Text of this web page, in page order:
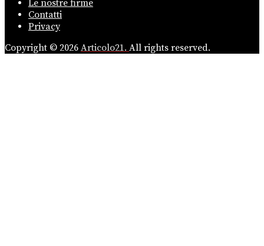
Le nostre firme
Contatti
Privacy
Copyright © 2026 Articolo21. All rights reserved.